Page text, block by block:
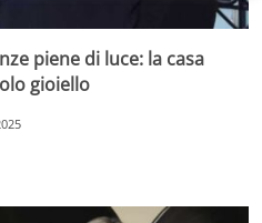
piene di luce: la casa
gioiello